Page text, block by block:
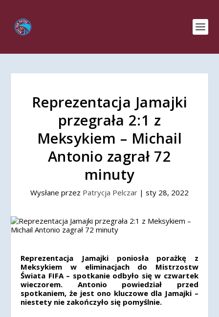
Reprezentacja Jamajki
przegrała 2:1 z
Meksykiem – Michail
Antonio zagrał 72
minuty
Wysłane przez Patrycja Pelczar | sty 28, 2022
Reprezentacja Jamajki poniosła porażkę z
Meksykiem w eliminacjach do Mistrzostw
Świata FIFA – spotkanie odbyło się w czwartek
wieczorem. Antonio powiedział przed
spotkaniem, że jest ono kluczowe dla Jamajki –
niestety nie zakończyło się pomyślnie.